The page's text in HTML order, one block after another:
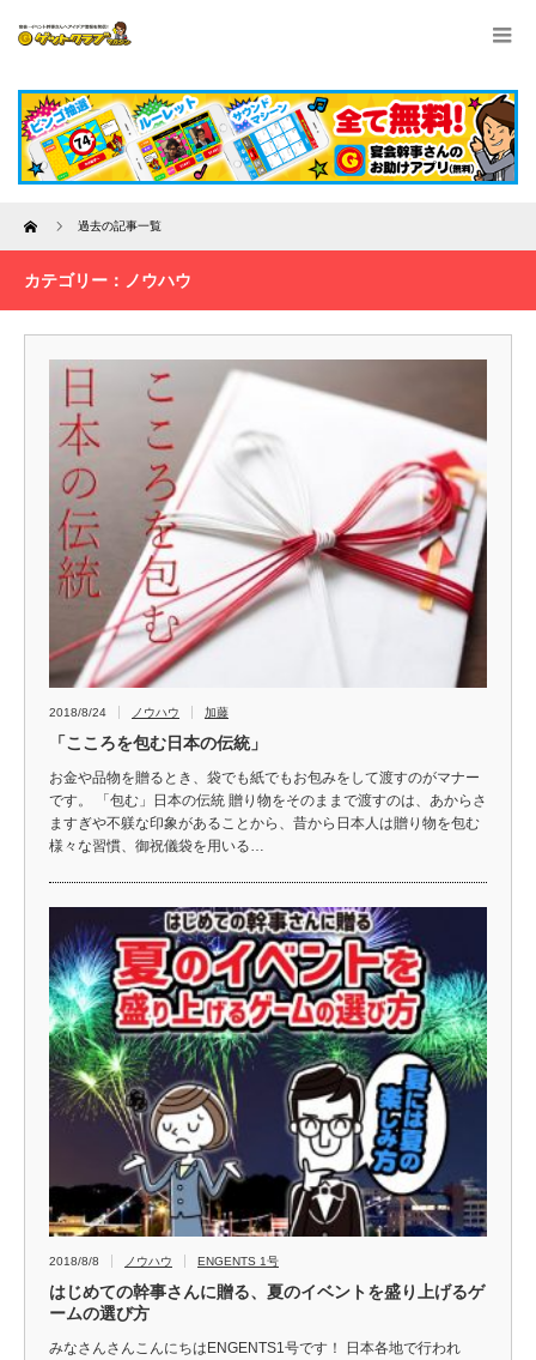
Home 過去の記事一覧
カテゴリー：ノウハウ
2018/8/24 ノウハウ 加藤
「こころを包む日本の伝統」
お金や品物を贈るとき、袋でも紙でもお包みをして渡すのがマナー
です。 「包む」日本の伝統 贈り物をそのままで渡すのは、あからさ
ますぎや不躾な印象があることから、昔から日本人は贈り物を包む
様々な習慣、御祝儀袋を用いる…
2018/8/8 ノウハウ ENGENTS 1号
はじめての幹事さんに贈る、夏のイベントを盛り上げるゲ
ームの選び方
みなさんさんこんにちはENGENTS1号です！ 日本各地で行われ